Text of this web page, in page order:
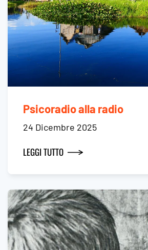
Psicoradio alla radio
24 Dicembre 2025
LEGGI TUTTO